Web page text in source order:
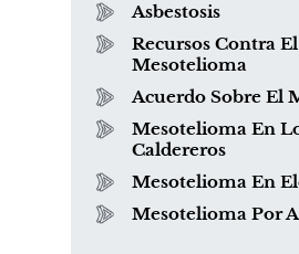
Asbestosis
Recursos Contra El
Mesotelioma
Acuerdo Sobre El
Mesotelioma En
Caldereros
Mesotelioma En
Mesotelioma Por